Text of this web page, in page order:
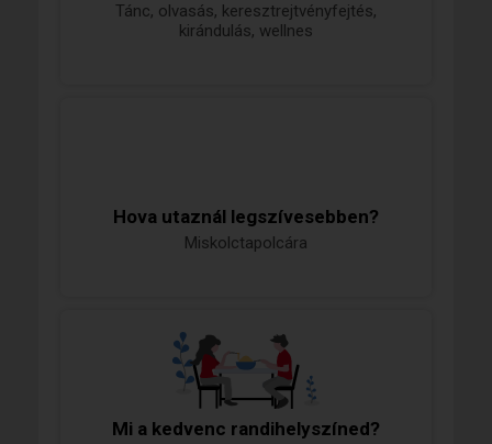
Tánc, olvasás, keresztrejtvényfejtés,
kirándulás, wellnes
Hova utaznál legszívesebben?
Miskolctapolcára
Mi a kedvenc randihelyszíned?